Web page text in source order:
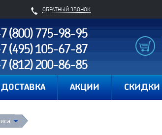
ОБРАТНЫЙ ЗВОНОК
(800) 775-98-95
(495) 105-67-87
(812) 200-86-85
ДОСТАВКА АКЦИИ СКИДКИ